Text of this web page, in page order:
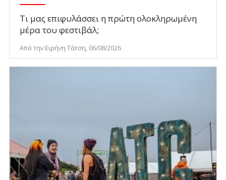
Τι μας επιφυλάσσει η πρώτη ολοκληρωμένη
μέρα του φεστιβάλ;
Από την Ειρήνη Τάτση, 06/08/2026